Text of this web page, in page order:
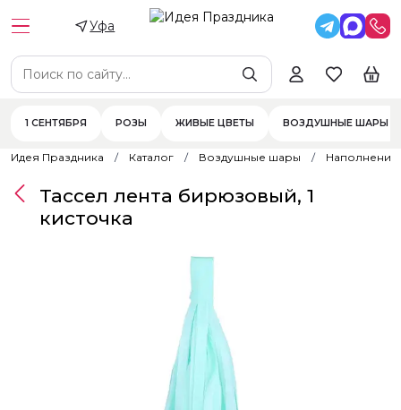
Уфа
1 СЕНТЯБРЯ РОЗЫ ЖИВЫЕ ЦВЕТЫ ВОЗДУШНЫЕ ШАРЫ
Идея Праздника Каталог Воздушные шары
Тассел лента бирюзовый, 1
кисточка